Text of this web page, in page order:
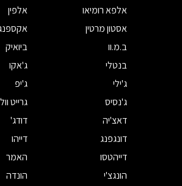
אלפא רומיאו
אלפין
אסטון מרטין
ב.מ.וו
ביואיק
בנטלי
ג'אקו
ג'ילי
ג'יפ
ג'נסיס
גרייט וול
דאצ'יה
דודג'
דונגפנג
דייהו
דייהטסו
האמר
הונגצ'י
הונדה